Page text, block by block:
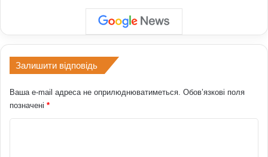
Залишити відповідь
Ваша e-mail адреса не оприлюднюватиметься. Обов’язкові поля
позначені *